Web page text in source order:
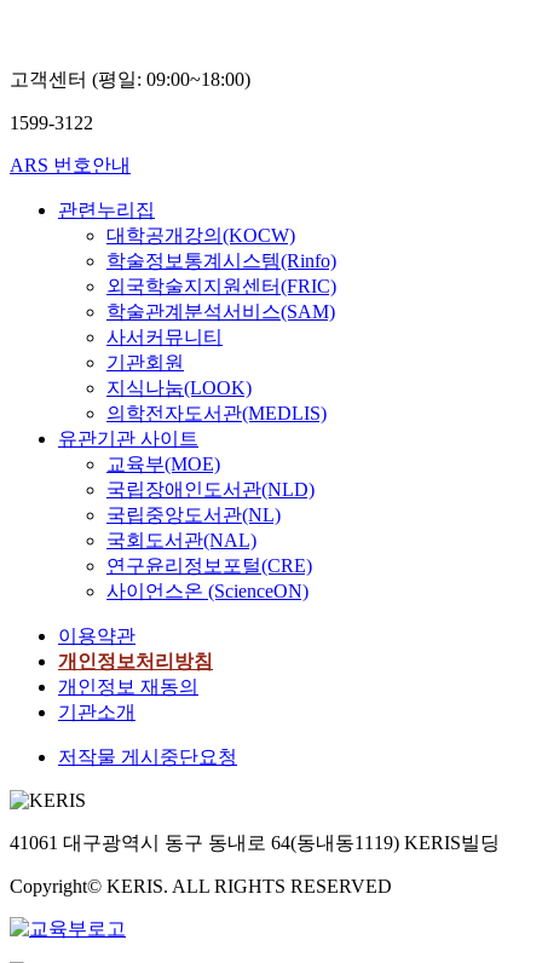
고객센터 (평일: 09:00~18:00)
1599-3122
ARS 번호안내
관련누리집
대학공개강의(KOCW)
학술정보통계시스템(Rinfo)
외국학술지지원센터(FRIC)
학술관계분석서비스(SAM)
사서커뮤니티
기관회원
지식나눔(LOOK)
의학전자도서관(MEDLIS)
유관기관 사이트
교육부(MOE)
국립장애인도서관(NLD)
국립중앙도서관(NL)
국회도서관(NAL)
연구윤리정보포털(CRE)
사이언스온 (ScienceON)
이용약관
개인정보처리방침
개인정보 재동의
기관소개
저작물 게시중단요청
41061 대구광역시 동구 동내로 64(동내동1119) KERIS빌딩
Copyright© KERIS. ALL RIGHTS RESERVED